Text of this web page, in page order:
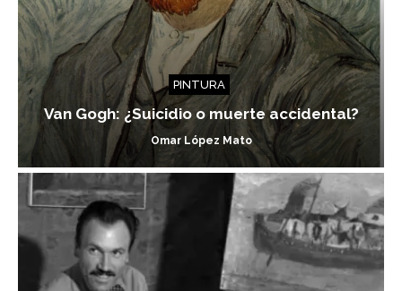
PINTURA
Van Gogh: ¿Suicidio o muerte accidental?
Omar López Mato